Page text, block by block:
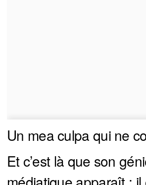
Un mea culpa qui ne
Et c’est là que son